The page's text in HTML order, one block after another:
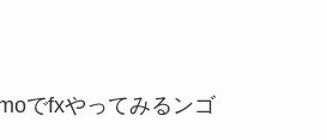
でfxやってみるンゴ